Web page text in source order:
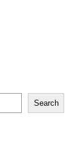
Search